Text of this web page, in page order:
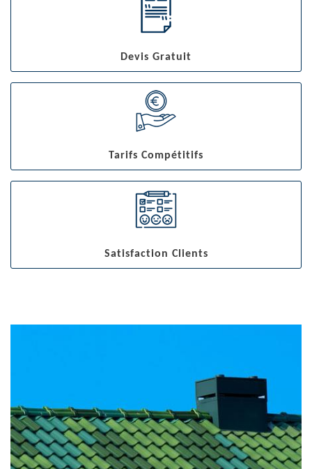
Devis Gratuit
Tarifs Compétitifs
Satisfaction Clients